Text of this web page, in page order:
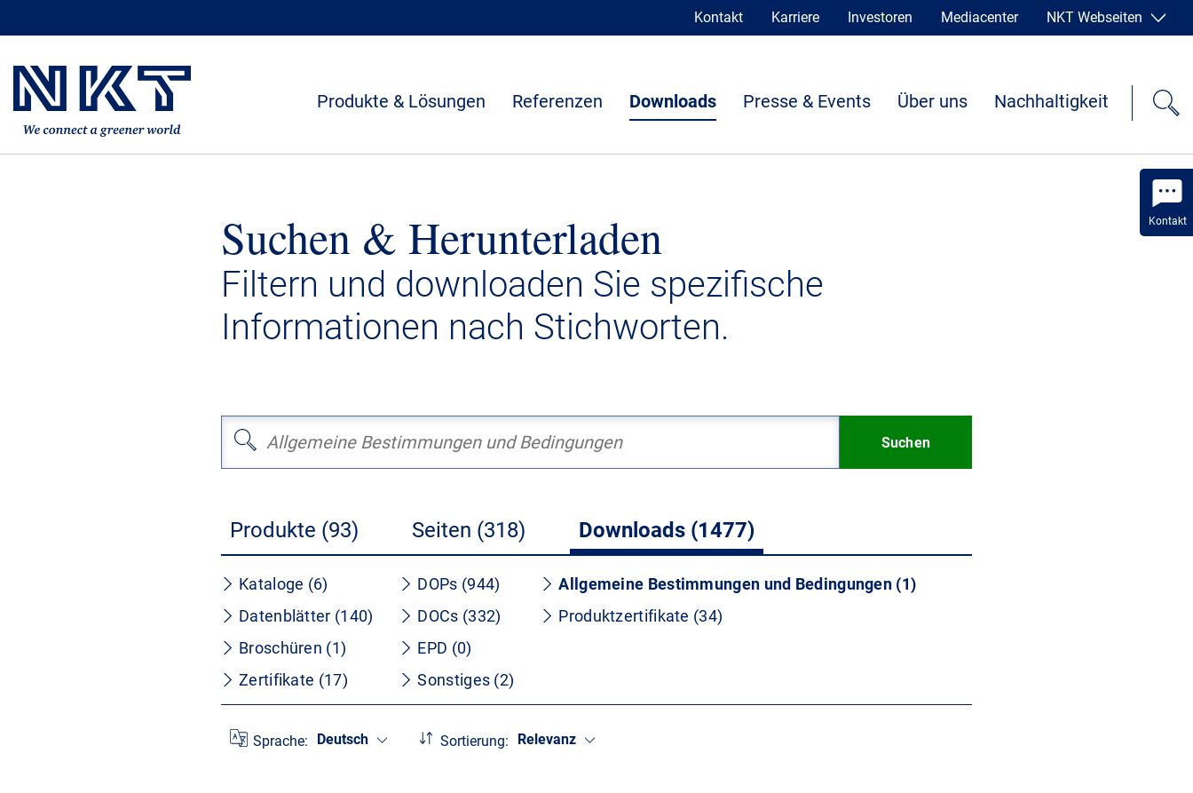
Kontakt
Kontakt Karriere Investoren Mediacenter NKT Webseiten
Produkte & Lösungen Referenzen Downloads Presse & Events Über uns Nachhaltigkeit
Suchen & Herunterladen
Filtern und downloaden Sie spezifische
Informationen nach Stichworten.
Suchen
Produkte (93) Seiten (318) Downloads (1477)
Kataloge (6)
Datenblätter (140)
Broschüren (1)
Zertifikate (17)
DOPs (944)
DOCs (332)
EPD (0)
Sonstiges (2)
Allgemeine Bestimmungen und Bedingungen (1)
Produktzertifikate (34)
Sprache: Deutsch Sortierung: Relevanz